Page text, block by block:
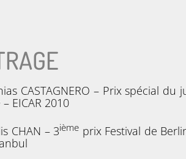
CASTAGNERO – Prix spécial du
EICAR 2010
CHAN – 3ième prix Festival de